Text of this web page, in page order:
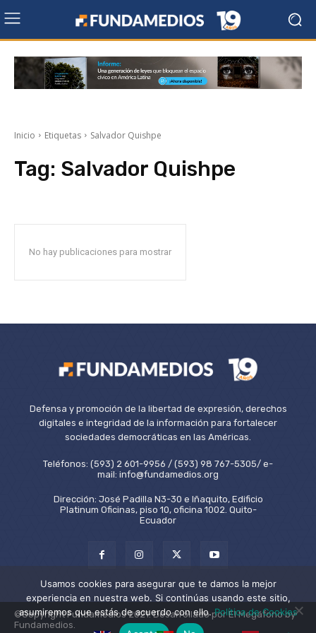
Inicio Etiquetas Salvador Quishpe
Tag: Salvador Quishpe
No hay publicaciones para mostrar
Defensa y promoción de la libertad de expresión, derechos
digitales e integridad de la información para fortalecer
sociedades democráticas en las Américas.
Teléfonos: (593) 2 601-9956 / (593) 98 767-5305/ e-
mail: info@fundamedios.org
Dirección: José Padilla N3-30 e Iñaquito, Edificio
Platinum Oficinas, piso 10, oficina 1002. Quito-
Ecuador
©Copyright Fundamedios 2021. Desarrollado por El Megáfono by
Fundamedios.
Usamos cookies para asegurar que te damos la mejor
experiencia en nuestra web. Si continúas usando este sitio,
asumiremos que estás de acuerdo con ello.Política de Cookies